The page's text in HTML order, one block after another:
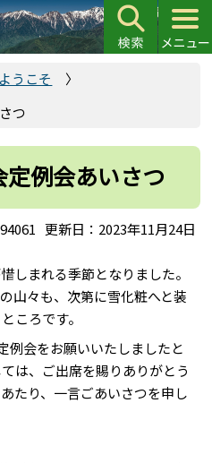
うこそ
つ
例会あいさつ
更新日：2023年11月24日
しまれる季節となりました。
山々も、次第に雪化粧へと装
ころです。
例会をお願いいたしましたと
は、ご出席を賜りありがとう
たり、一言ごあいさつを申し